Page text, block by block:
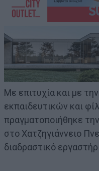
Με επιτυχία και με
εκπαιδευτικών και
πραγματοποιήθηκε
στο Χατζηγιάννειο
διαδραστικό